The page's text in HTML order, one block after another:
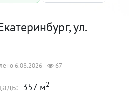
ул.
6.08.2026 67
357 м2